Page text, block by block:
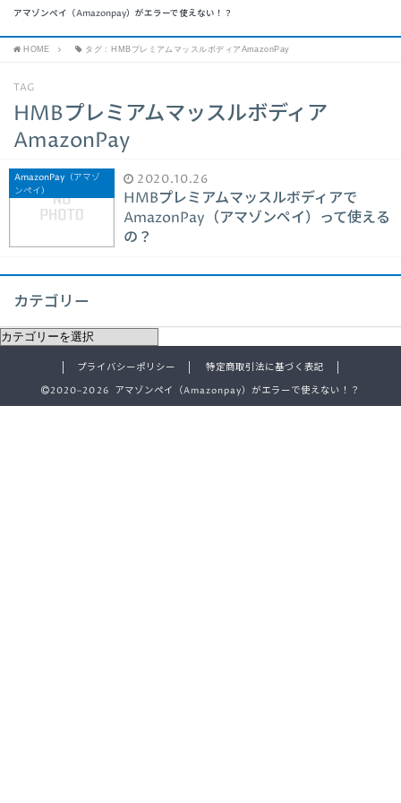
アマゾンペイ（Amazonpay）がエラーで使えない！？
HOME タグ : HMBプレミアムマッスルボディアAmazonPay
TAG
HMBプレミアムマッスルボディア
AmazonPay
AmazonPay（アマゾ
ンペイ）
2020.10.26
HMBプレミアムマッスルボディアで
AmazonPay（アマゾンペイ）って使える
の？
カテゴリー
プライバシーポリシー
特定商取引法に基づく表記
2020–2026 アマゾンペイ（Amazonpay）がエラーで使えない！？